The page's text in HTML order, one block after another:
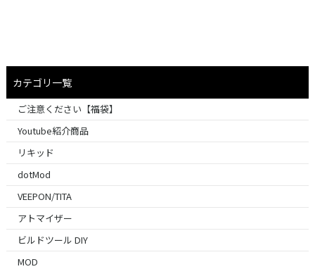
カテゴリ一覧
ご注意ください【福袋】
Youtube紹介商品
リキッド
dotMod
VEEPON/TITA
アトマイザー
ビルドツール DIY
MOD